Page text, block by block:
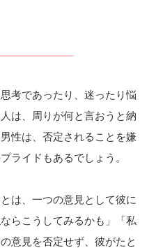
考であったり、迷ったり悩
は、周りが何と言おうと納
性は、否定されることを嫌
ライドもあるでしょう。
は、一つの意見として彼に
らこうしてみるかも」「私
意見を否定せず、彼がたと